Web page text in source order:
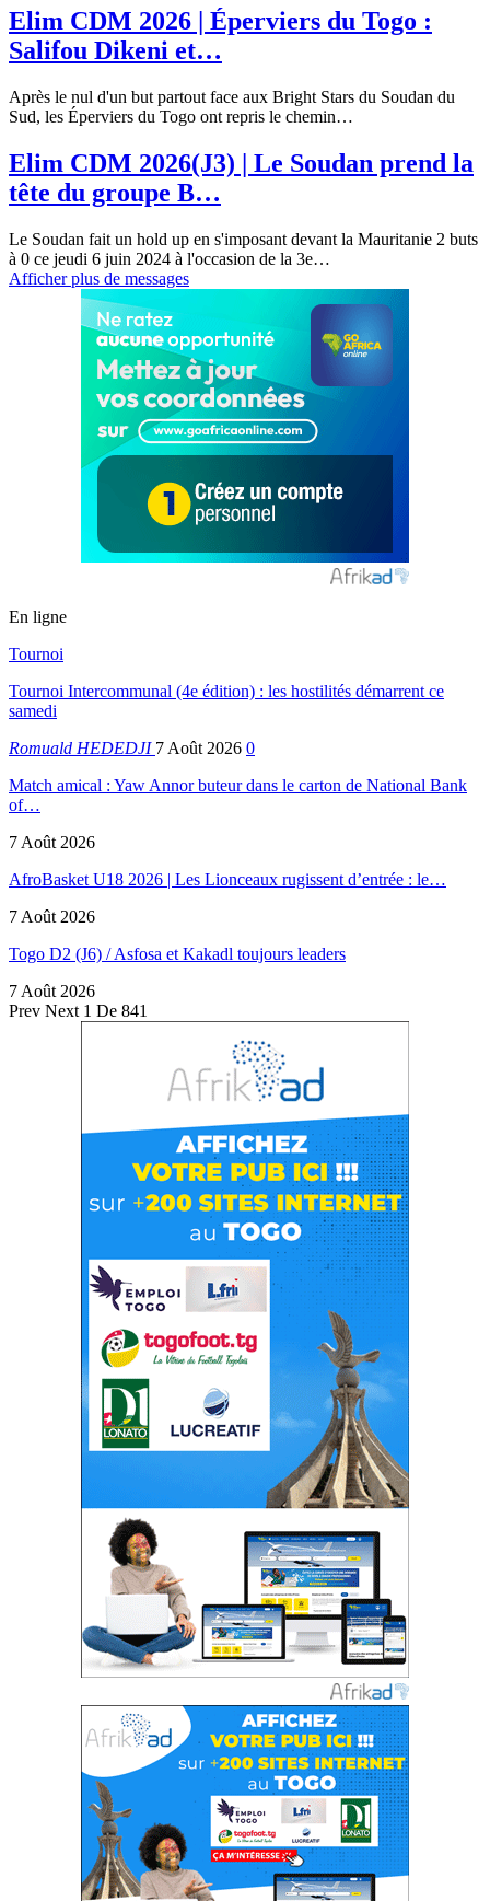
Elim CDM 2026 | Éperviers du Togo :
Salifou Dikeni et…
Après le nul d'un but partout face aux Bright Stars du Soudan du
Sud, les Éperviers du Togo ont repris le chemin…
Elim CDM 2026(J3) | Le Soudan prend la
tête du groupe B…
Le Soudan fait un hold up en s'imposant devant la Mauritanie 2 buts
à 0 ce jeudi 6 juin 2024 à l'occasion de la 3e…
Afficher plus de messages
En ligne
Tournoi
Tournoi Intercommunal (4e édition) : les hostilités démarrent ce
samedi
Romuald HEDEDJI 7 Août 2026 0
Match amical : Yaw Annor buteur dans le carton de National Bank
of…
7 Août 2026
AfroBasket U18 2026 | Les Lionceaux rugissent d’entrée : le…
7 Août 2026
Togo D2 (J6) / Asfosa et Kakadl toujours leaders
7 Août 2026
Prev Next 1 De 841